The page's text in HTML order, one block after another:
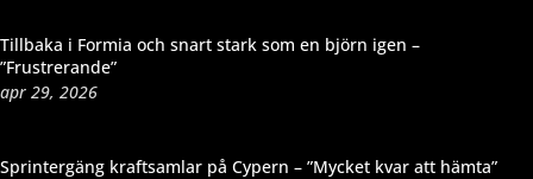
Tillbaka i Formia och snart stark som en björn igen –
”Frustrerande”
apr 29, 2026
Sprintergäng kraftsamlar på Cypern – ”Mycket kvar att hämta”